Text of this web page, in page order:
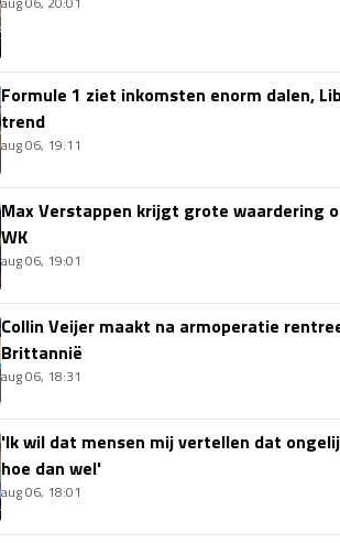
Formule 1 ziet inkomsten enorm dalen,
trend
aug 06, 19:11
Max Verstappen krijgt grote waardering
WK
aug 06, 19:01
Collin Veijer maakt na armoperatie
Brittannië
aug 06, 18:31
'Ik wil dat mensen mij vertellen dat
hoe dan wel'
aug 06, 18:01